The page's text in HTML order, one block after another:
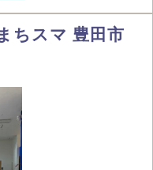
ちスマ 豊田市